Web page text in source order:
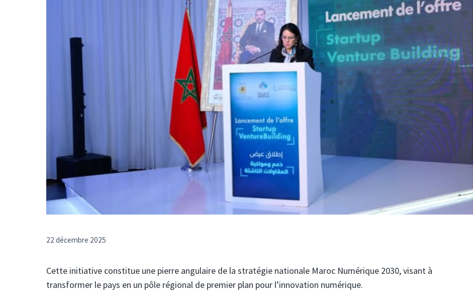
22 décembre 2025
Cette initiative constitue une pierre angulaire de la stratégie nationale Maroc Numérique 2030, visant à
transformer le pays en un pôle régional de premier plan pour l’innovation numérique.